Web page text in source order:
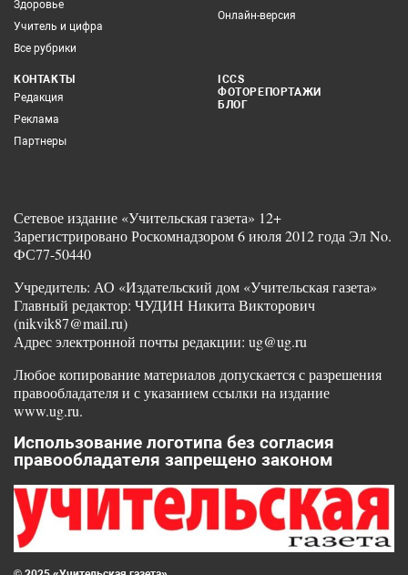
Здоровье
Учитель и цифра
Все рубрики
Онлайн-версия
КОНТАКТЫ
Редакция
Реклама
Партнеры
ICCS
ФОТОРЕПОРТАЖИ
БЛОГ
Сетевое издание «Учительская газета» 12+
Зарегистрировано Роскомнадзором 6 июля 2012 года Эл No.
ФС77-50440
Учредитель: АО «Издательский дом «Учительская газета»
Главный редактор: ЧУДИН Никита Викторович
(nikvik87@mail.ru)
Адрес электронной почты редакции: ug@ug.ru
Любое копирование материалов допускается с разрешения
правообладателя и с указанием ссылки на издание
www.ug.ru.
Использование логотипа без согласия
правообладателя запрещено законом